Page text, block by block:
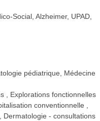
Social, Alzheimer, UPAD,
pédiatrique, Médecine
Explorations fonctionnelles
conventionnelle
Dermatologie - consultations